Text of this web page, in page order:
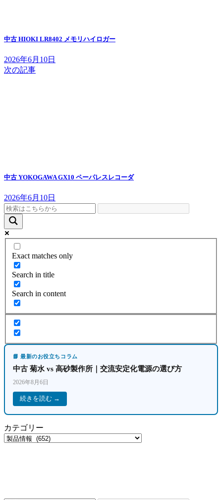
中古 HIOKI LR8402 メモリハイロガー
2026年6月10日
次の記事
中古 YOKOGAWA GX10 ペーパレスレコーダ
2026年6月10日
Exact matches only
Search in title
Search in content
📘 最新のお役立ちコラム
中古 菊水 vs 高砂製作所｜交流安定化電源の選び方
2026年8月6日
続きを読む →
カテゴリー